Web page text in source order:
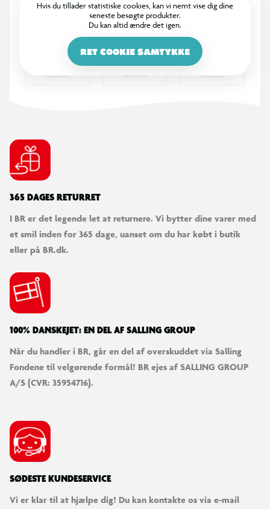
Hvis du tillader statistiske cookies, kan vi nemt vise dig dine
seneste besøgte produkter.
Du kan altid ændre det igen.
RET COOKIE SAMTYKKE
365 DAGES RETURRET
I BR er det legende let at returnere. Vi bytter dine varer med
et smil inden for 365 dage, uanset om du har købt i butik
eller på BR.dk.
100% DANSKEJET: EN DEL AF SALLING GROUP
Når du handler i BR, går en del af overskuddet via Salling
Fondene til velgørende formål! BR ejes af SALLING GROUP
A/S (CVR: 35954716).
SØDESTE KUNDESERVICE
Vi er klar til at hjælpe dig! Du kan kontakte os via e-mail